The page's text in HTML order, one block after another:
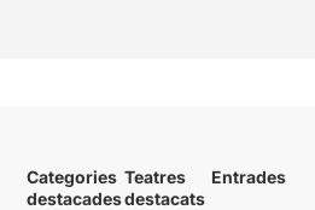
Categories
destacades
Teatres
destacats
Entrades